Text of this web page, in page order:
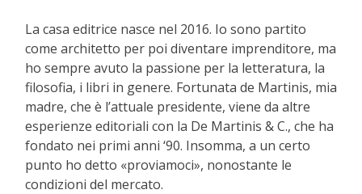
La casa editrice nasce nel 2016. Io sono partito
come architetto per poi diventare imprenditore, ma
ho sempre avuto la passione per la letteratura, la
filosofia, i libri in genere. Fortunata de Martinis, mia
madre, che è l’attuale presidente, viene da altre
esperienze editoriali con la De Martinis & C., che ha
fondato nei primi anni ‘90. Insomma, a un certo
punto ho detto «proviamoci», nonostante le
condizioni del mercato.